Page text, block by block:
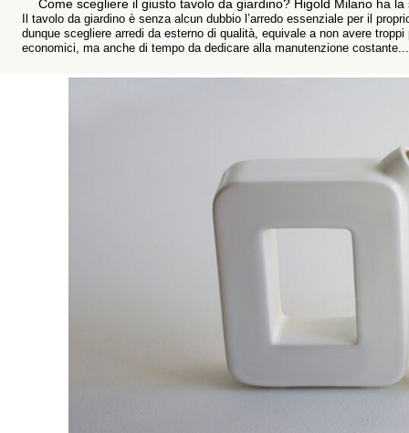
Come scegliere il giusto tavolo da giardino? Higold Milano ha
Il tavolo da giardino è senza alcun dubbio l’arredo essenziale per il
dunque scegliere arredi da esterno di qualità, equivale a non avere
economici, ma anche di tempo da dedicare alla manutenzione